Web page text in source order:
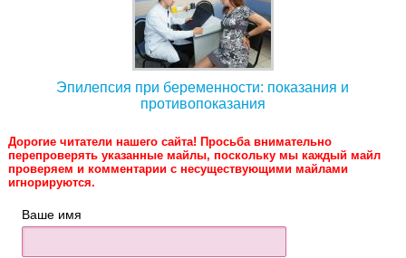
Эпилепсия при беременности: показания и
противопоказания
Дорогие читатели нашего сайта! Просьба внимательно
перепроверять указанные майлы, поскольку мы каждый майл
проверяем и комментарии с несуществующими майлами
игнорируются.
Ваше имя